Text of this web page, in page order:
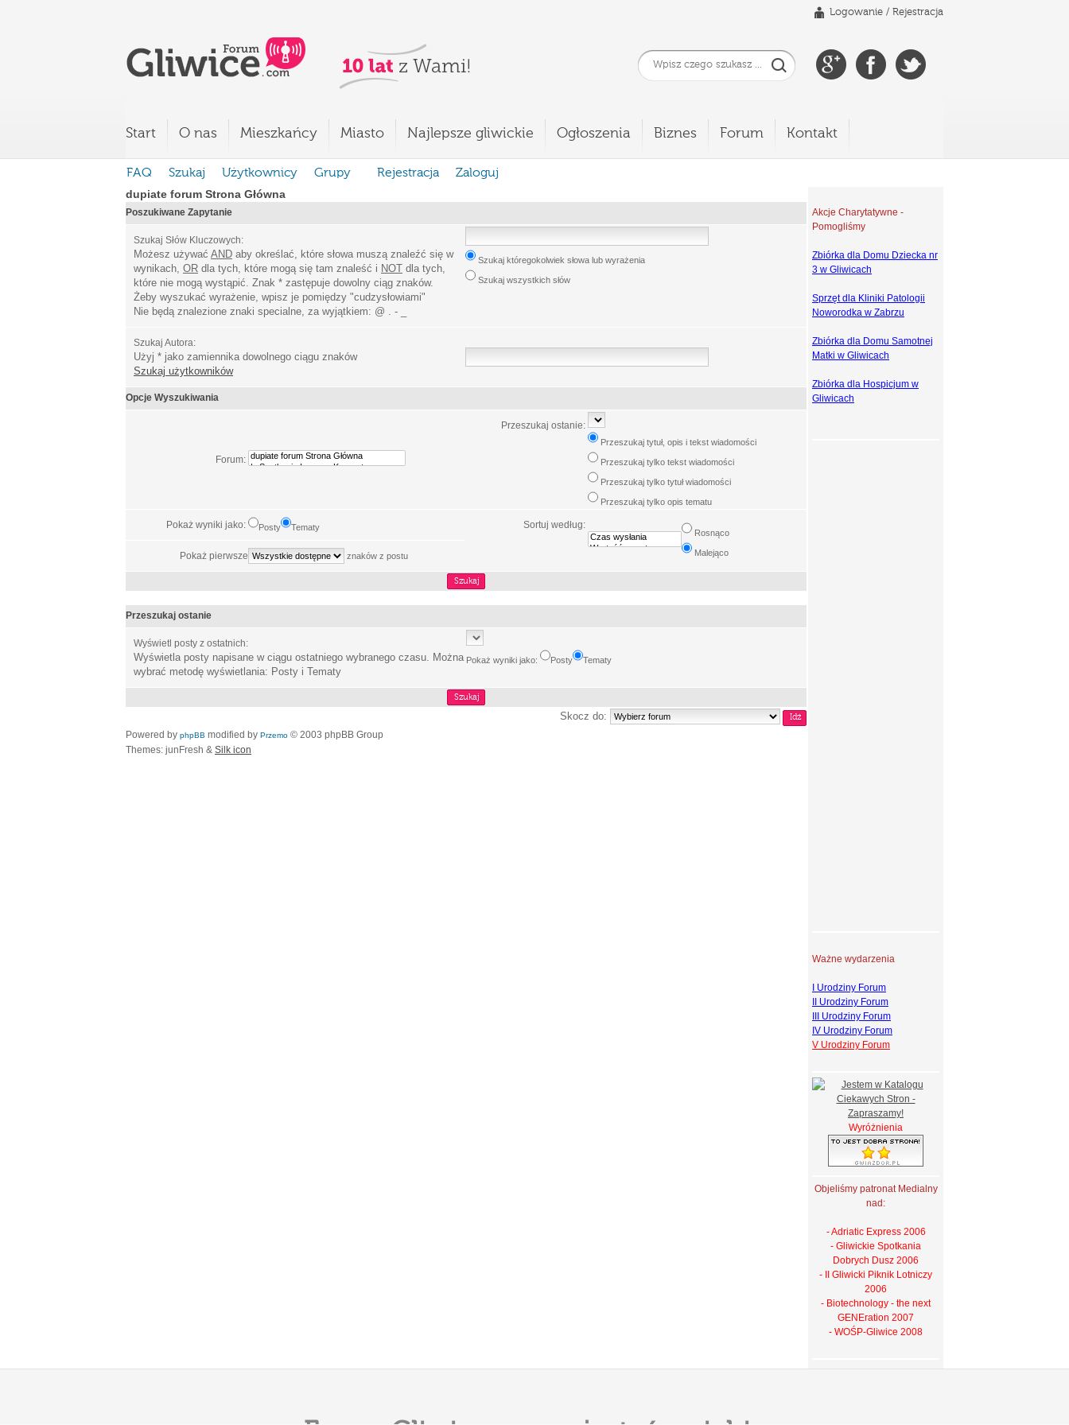
Logowanie / Rejestracja
Start O nas Mieszkańcy Miasto Najlepsze gliwickie Ogłoszenia Biznes Forum Kontakt
FAQ Szukaj Użytkownicy Grupy Rejestracja
Zaloguj
dupiate forum Strona Główna
Poszukiwane Zapytanie
Szukaj Słów Kluczowych:
Możesz używać AND aby określać, które słowa muszą znaleźć się w
wynikach, OR dla tych, które mogą się tam znaleść i NOT dla tych,
które nie mogą wystąpić. Znak * zastępuje dowolny ciąg znaków.
Żeby wyszukać wyrażenie, wpisz je pomiędzy "cudzysłowiami"
Nie będą znalezione znaki specialne, za wyjątkiem: @ . - _
Szukaj któregokolwiek słowa lub wyrażenia
Szukaj wszystkich słów
Szukaj Autora:
Użyj * jako zamiennika dowolnego ciągu znaków
Szukaj użytkowników
Opcje Wyszukiwania
Forum:
Przeszukaj ostanie:
Przeszukaj tytuł, opis i tekst wiadomości
Przeszukaj tylko tekst wiadomości
Przeszukaj tylko tytuł wiadomości
Przeszukaj tylko opis tematu
Pokaż wyniki jako: Posty Tematy Sortuj według:
Rosnąco
Malejąco
Pokaż pierwsze znaków z postu
Przeszukaj ostanie
Wyświetl posty z ostatnich:
Wyświetla posty napisane w ciągu ostatniego wybranego czasu. Można
wybrać metodę wyświetlania: Posty i Tematy
Pokaż wyniki jako: Posty Tematy
Skocz do:
Powered by phpBB modified by Przemo © 2003 phpBB Group
Themes: junFresh & Silk icon
Akcje Charytatywne -
Pomogliśmy
Zbiórka dla Domu Dziecka nr
3 w Gliwicach
Sprzęt dla Kliniki Patologii
Noworodka w Zabrzu
Zbiórka dla Domu Samotnej
Matki w Gliwicach
Zbiórka dla Hospicjum w
Gliwicach
Ważne wydarzenia
I Urodziny Forum
II Urodziny Forum
III Urodziny Forum
IV Urodziny Forum
V Urodziny Forum
Wyróżnienia
Objeliśmy patronat Medialny
nad:
- Adriatic Express 2006
- Gliwickie Spotkania
Dobrych Dusz 2006
- II Gliwicki Piknik Lotniczy
2006
- Biotechnology - the next
GENEration 2007
- WOŚP-Gliwice 2008